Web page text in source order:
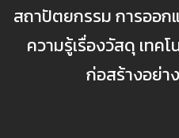
สถาปัตยกรรม การออ
ความรู้เรื่องวัสดุ เทค
ก่อสร้างอย่า